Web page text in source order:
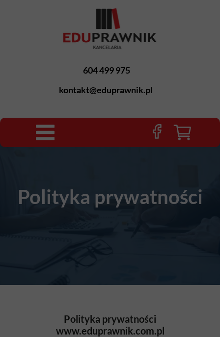
Polityka prywatności
www.eduprawnik.com.pl
604 499 975
kontakt@eduprawnik.pl
Polityka prywatności